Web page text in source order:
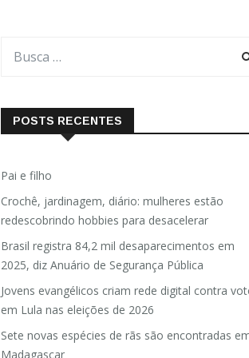
POSTS RECENTES
Pai e filho
Crochê, jardinagem, diário: mulheres estão
redescobrindo hobbies para desacelerar
Brasil registra 84,2 mil desaparecimentos em
2025, diz Anuário de Segurança Pública
Jovens evangélicos criam rede digital contra
em Lula nas eleições de 2026
Sete novas espécies de rãs são encontradas
Madagascar